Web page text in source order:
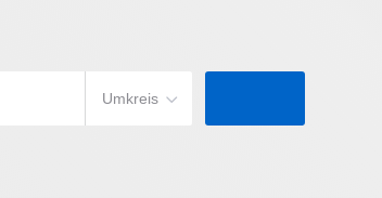
Umkreis